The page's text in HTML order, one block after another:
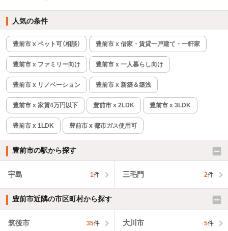
人気の条件
豊前市 x ペット可（相談） 豊前市 x 借家・賃貸一戸建て・一軒家
豊前市 x ファミリー向け 豊前市 x 一人暮らし向け
豊前市 x リノベーション 豊前市 x 新築＆築浅
豊前市 x 家賃4万円以下 豊前市 x 2LDK 豊前市 x 3LDK
豊前市 x 1LDK 豊前市 x 都市ガス使用可
豊前市の駅から探す
宇島 1件 三毛門 2件
豊前市近隣の市区町村から探す
筑後市 35件 大川市 5件